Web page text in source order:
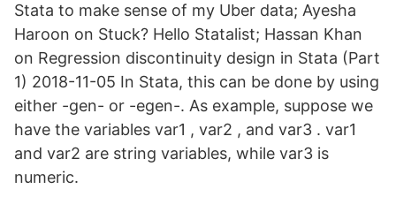
Stata to make sense of my Uber data; Ayesha
Haroon on Stuck? Hello Statalist; Hassan Khan
on Regression discontinuity design in Stata (Part
1) 2018-11-05 In Stata, this can be done by using
either -gen- or -egen-. As example, suppose we
have the variables var1 , var2 , and var3 . var1
and var2 are string variables, while var3 is
numeric.